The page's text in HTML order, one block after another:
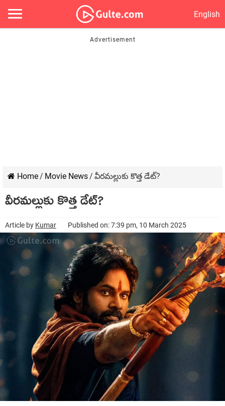
English
Home/ Movie News/ వీరమల్లుకు కొత్త డేట్?
వీరమల్లుకు కొత్త డేట్?
Article by Kumar Published on: 7:39 pm, 10 March 2025